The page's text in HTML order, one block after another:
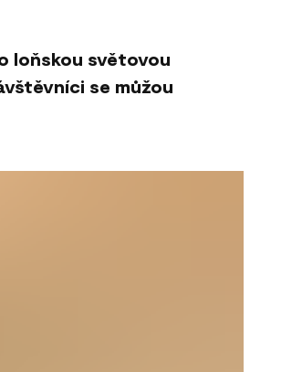
loňskou světovou
se můžou